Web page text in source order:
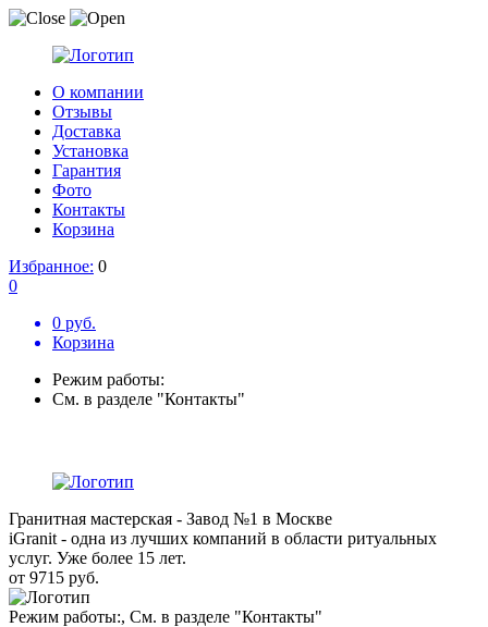
О компании
Отзывы
Доставка
Установка
Гарантия
Фото
Контакты
Корзина
Избранное: 0
0
0 руб.
Корзина
Режим работы:
См. в разделе "Контакты"
Гранитная мастерская - Завод №1 в Москве
iGranit - одна из лучших компаний в области ритуальных
услуг. Уже более 15 лет.
от 9715 руб.
Режим работы:, См. в разделе "Контакты"